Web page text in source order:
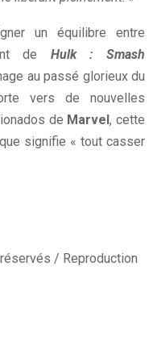
un équilibre entre
de Hulk : Smash
au passé glorieux du
vers de nouvelles
de Marvel, cette
signifie « tout casser
/ Reproduction